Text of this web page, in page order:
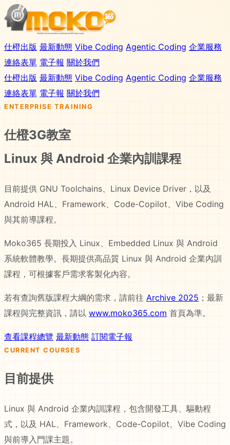
仕橙出版 最新動態 Vibe Coding Agentic Coding 企業服務
連絡表單 電子報 關於我們
仕橙出版 最新動態 Vibe Coding Agentic Coding 企業服務
連絡表單 電子報 關於我們
ENTERPRISE TRAINING
仕橙3G教室
Linux 與 Android 企業內訓課程
目前提供 GNU Toolchains、Linux Device Driver，以及
Android HAL、Framework、Code-Copilot、Vibe Coding
與其前導課程。
Moko365 長期投入 Linux、Embedded Linux 與 Android
系統軟體教學。長期提供高品質 Linux 與 Android 企業內訓
課程，可根據客戶需求客製化內容。
若有查詢舊版課程大綱的需求，請前往 Archive 2025 ；最新
課程與完整資訊，請以 www.moko365.com 首頁為準。
查看課程總覽 最新動態 訂閱電子報
CURRENT COURSES
目前提供
Linux 與 Android 企業內訓課程，包含開發工具、驅動程
式，以及 HAL、Framework、Code-Copilot、Vibe Coding
與前導入門課主題。